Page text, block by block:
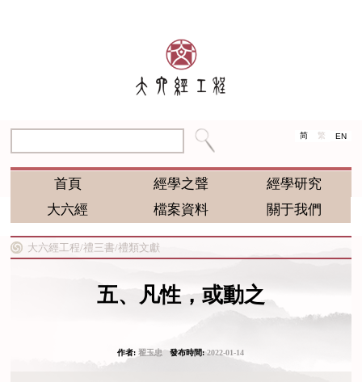
简 繁 EN
首頁 經學之聲
經學研究
大六經
檔案資料 關于我們
大六經工程/禮三書/禮類文獻
五、凡性，或動之
作者:翟玉忠發布時間:2022-01-14